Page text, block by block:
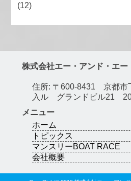
(12)
株式会社エー・アンド・エー
住所: 〒600-8431 京都市
入ル グランドビル21
メニュー
ホーム
トピックス
マンスリーBOAT RACE
会社概要